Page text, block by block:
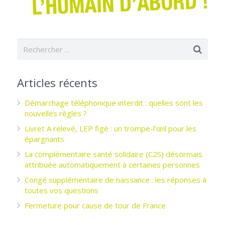
Articles récents
Démarchage téléphonique interdit : quelles sont les
nouvelles règles ?
Livret A relevé, LEP figé : un trompe-l’œil pour les
épargnants ­
La complémentaire santé solidaire (C2S) désormais
attribuée automatiquement à certaines personnes
Congé supplémentaire de naissance : les réponses à
toutes vos questions
Fermeture pour cause de tour de France